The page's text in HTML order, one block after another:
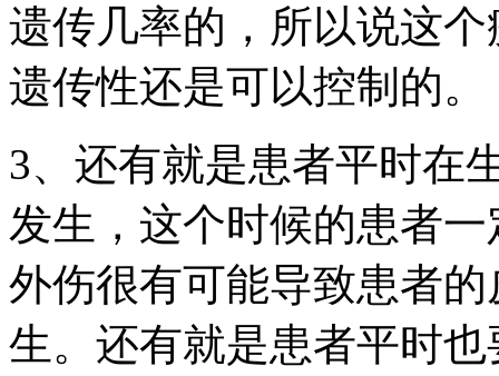
遗传几率的，所以说这
遗传性还是可以控制的。
3、还有就是患者平时在
发生，这个时候的患者
外伤很有可能导致患者
生。还有就是患者平时